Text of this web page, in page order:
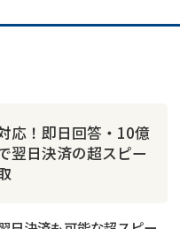
応！即日回答・10億
翌日決済の超スピー